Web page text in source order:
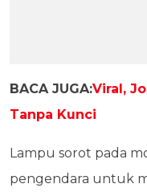
BACA JUGA:Viral,
Tanpa Kunci
Lampu sorot pada
pengendara untuk